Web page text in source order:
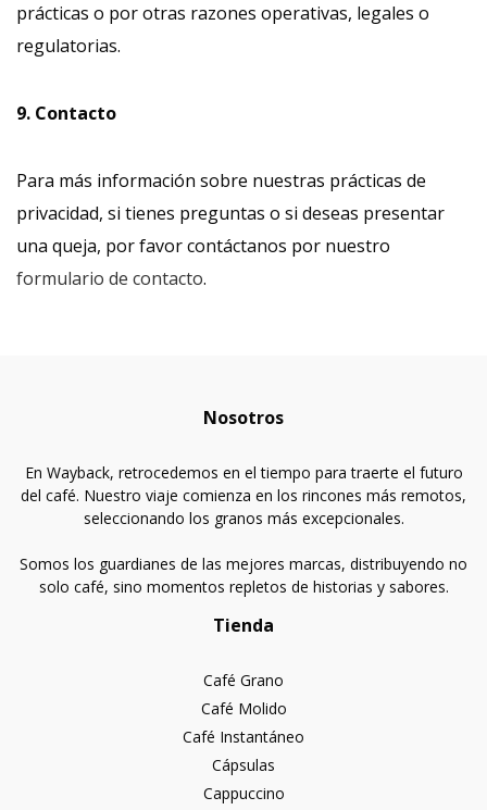
prácticas o por otras razones operativas, legales o
regulatorias.
9. Contacto
Para más información sobre nuestras prácticas de
privacidad, si tienes preguntas o si deseas presentar
una queja, por favor contáctanos por nuestro
formulario de contacto.
Nosotros
En Wayback, retrocedemos en el tiempo para traerte el futuro
del café. Nuestro viaje comienza en los rincones más remotos,
seleccionando los granos más excepcionales.
Somos los guardianes de las mejores marcas, distribuyendo no
solo café, sino momentos repletos de historias y sabores.
Tienda
Café Grano
Café Molido
Café Instantáneo
Cápsulas
Cappuccino